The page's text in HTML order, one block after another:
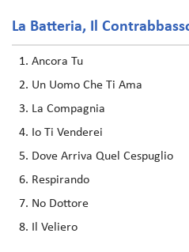
La Batteria, Il
Ancora Tu
Un Uomo Che Ti Ama
La Compagnia
Io Ti Venderei
Dove Arriva Quel Cespuglio
Respirando
No Dottore
Il Veliero